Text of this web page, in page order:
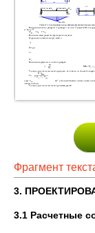
Фрагмент
3.
3.1 Расчетные